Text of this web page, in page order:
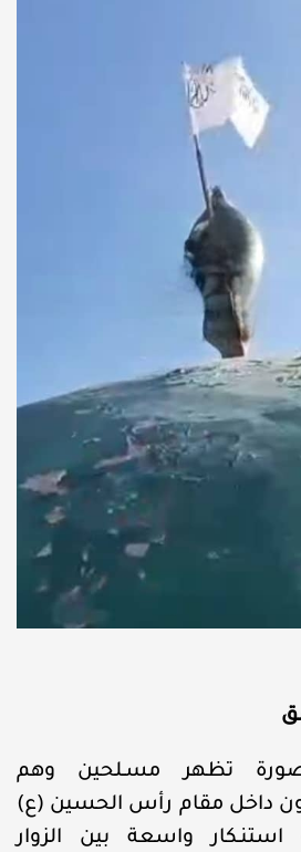
تظهر مسـلحين وهم
داخل مقام رأس الحسين (ع)
واسعة بين الزوار